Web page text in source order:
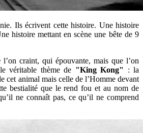
Ils écrivent cette histoire. Une histoire
histoire mettant en scène une bête de 9
craint, qui épouvante, mais que l’on
véritable thème de "King Kong"
: la
cet animal mais celle de l’Homme devant
bestialité que le rend fou et au nom de
ne connaît pas, ce qu’il ne comprend